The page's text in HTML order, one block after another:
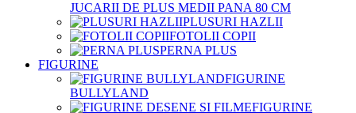
JUCARII DE PLUS MEDII PANA 80 CM
PLUSURI HAZLII
FOTOLII COPII
PERNA PLUS
FIGURINE
FIGURINE
BULLYLAND
FIGURINE